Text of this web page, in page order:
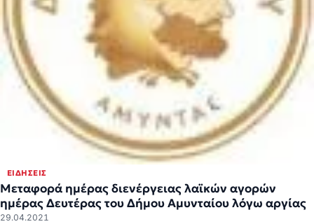
ΕΙΔΉΣΕΙΣ
Μεταφορά ημέρας διενέργειας λαϊκών αγορών
ημέρας Δευτέρας του Δήμου Αμυνταίου λόγω αργίας
29.04.2021